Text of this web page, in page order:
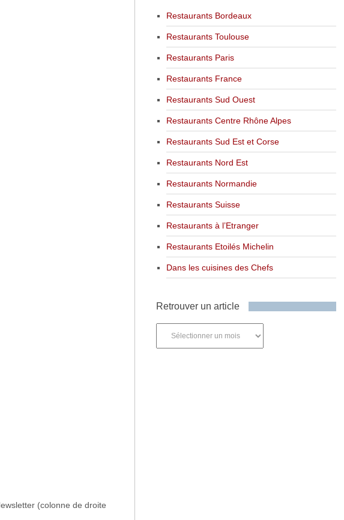
(colonne de droite
Restaurants Bordeaux
Restaurants Toulouse
Restaurants Paris
Restaurants France
Restaurants Sud Ouest
Restaurants Centre Rhône Alpes
Restaurants Sud Est et Corse
Restaurants Nord Est
Restaurants Normandie
Restaurants Suisse
Restaurants à l’Etranger
Restaurants Etoilés Michelin
Dans les cuisines des Chefs
Retrouver un article